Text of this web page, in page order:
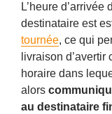
L’heure
destinataire est
tournée, ce qui
livraison
horaire dans
alors
au destinataire